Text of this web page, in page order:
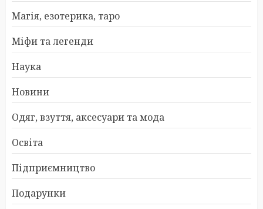
Магія, езотерика, таро
Міфи та легенди
Наука
Новини
Одяг, взуття, аксесуари та мода
Освіта
Підприємництво
Подарунки